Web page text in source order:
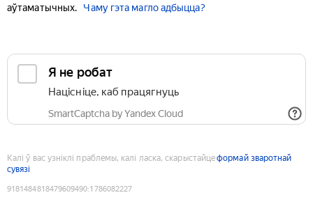
аўтаматычных.
Чаму гэта магло адбыцца?
Я не робат
Націсніце, каб працягнуць
SmartCaptcha by Yandex Cloud
Калі ў вас узніклі праблемы, калі ласка, скарыстайцеформай зваротнай
сувязі
9181484818479609490:1786082227